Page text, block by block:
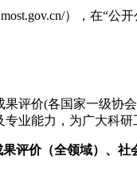
），在“公
果评价(各国家一级协
业能力，为广大科
果评价（全领域）、